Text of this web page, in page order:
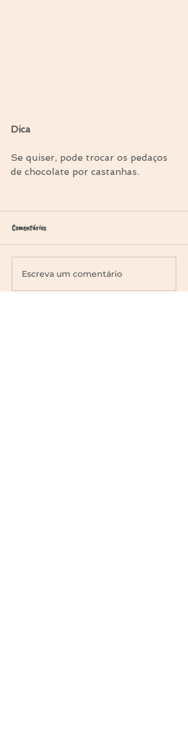
Dica
Se quiser, pode trocar os pedaços
de chocolate por castanhas.
Comentários
Escreva um comentário